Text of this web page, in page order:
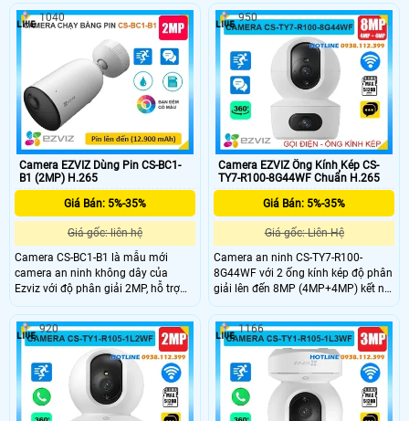
đêm lên đến 20m. Camera quay
xoay 360° tích hợp đàm thoại hai
chiều, còi báo động và đèn chớp
giúp tăng cường an ninh. Chuẩn
IP67 đảm bảo khả năng chống bụi,
nước, hoạt động bền bỉ trong mọi
điều kiện thời tiết.
màu ban đêm. Độ phân giải 3.0 MP
và tích hợp công nghệ nhận biết
người giúp cho hình ảnh luôn chất
lượng, đàm thoại 2 chiều chống chịu
được mọi thời tiết tấm pin sử dụng
lên đến 120 ngày (5200 mAh) .
Camera EZVIZ Dùng Pin CS-BC1-
B1 (2MP) H.265
Giá Bán: 5%-35%
Giá gốc: liên hệ
Camera CS-BC1-B1 là mẫu mới
camera an ninh không dây của
Ezviz với độ phân giải 2MP, hỗ trợ
hồng ngoại 10m và có màu vào ban
đêm. Camera tích hợp pin sạc
Lithium 12.900 mAh, chuẩn nén
H.265, đàm thoại 2 chiều và phát
hiện chính xác chuyển động của con
người. Với chuẩn kháng nước IP66,
camera hoạt động bền bỉ trong mọi
điều kiện thời tiết.
1040
Camera EZVIZ Ống Kính Kép CS-
TY7-R100-8G44WF Chuẩn H.265
Giá Bán: 5%-35%
Giá gốc: Liên Hệ
Camera an ninh CS-TY7-R100-
8G44WF với 2 ống kính kép độ phân
giải lên đến 8MP (4MP+4MP) kết nối
wifi không dây có khe thẻ nhớ
512GB, chip xử lý CMOS. hồng ngoại
10m phát hiện chuyển động thông
minh hình ảnh sắc nét. Camera hỗ
trợ nút gọi điện thoại chỉ cần 1
chạm, 1 ống kính cố định và 1 ống
kính quay quét được 360 độ dễ
dàng sử dụng giá rẻ.
950
920 1166